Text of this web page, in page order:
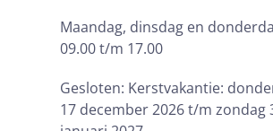
Maandag, dinsdag en
09.00 t/m 17.00
Gesloten: Kerstvakantie:
17 december 2026 t/m zondag